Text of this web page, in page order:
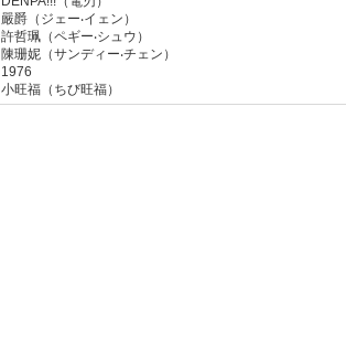
嚴爵（ジェー‧イェン）
許哲珮（ペギー‧シュウ）
陳珊妮（サンディー‧チェン）
1976
小旺福（ちび旺福）